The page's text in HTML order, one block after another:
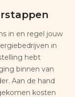
in en regel jouw
in
hebt
binnen van
Aan de hand
kosten